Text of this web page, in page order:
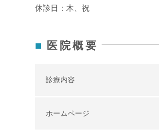
休診日：木、祝
医院概要
診療内容
ホームページ